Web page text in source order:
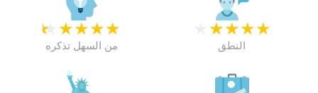
★
★
★
★
★
من السهل تذكره
★
★
★
★
النطق